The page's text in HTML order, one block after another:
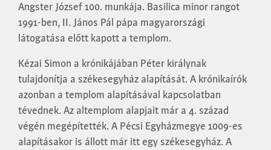
Angster József 100. munkája. Basilica minor rangot
1991-ben, II. János Pál pápa magyarországi
látogatása előtt kapott a templom.
Kézai Simon a krónikájában Péter királynak
tulajdonítja a székesegyház alapítását. A krónikaírók
azonban a templom alapításával kapcsolatban
tévednek. Az altemplom alapjait már a 4. század
végén megépítették. A Pécsi Egyházmegye 1009-es
alapításakor is állott már itt egy székesegyház. A